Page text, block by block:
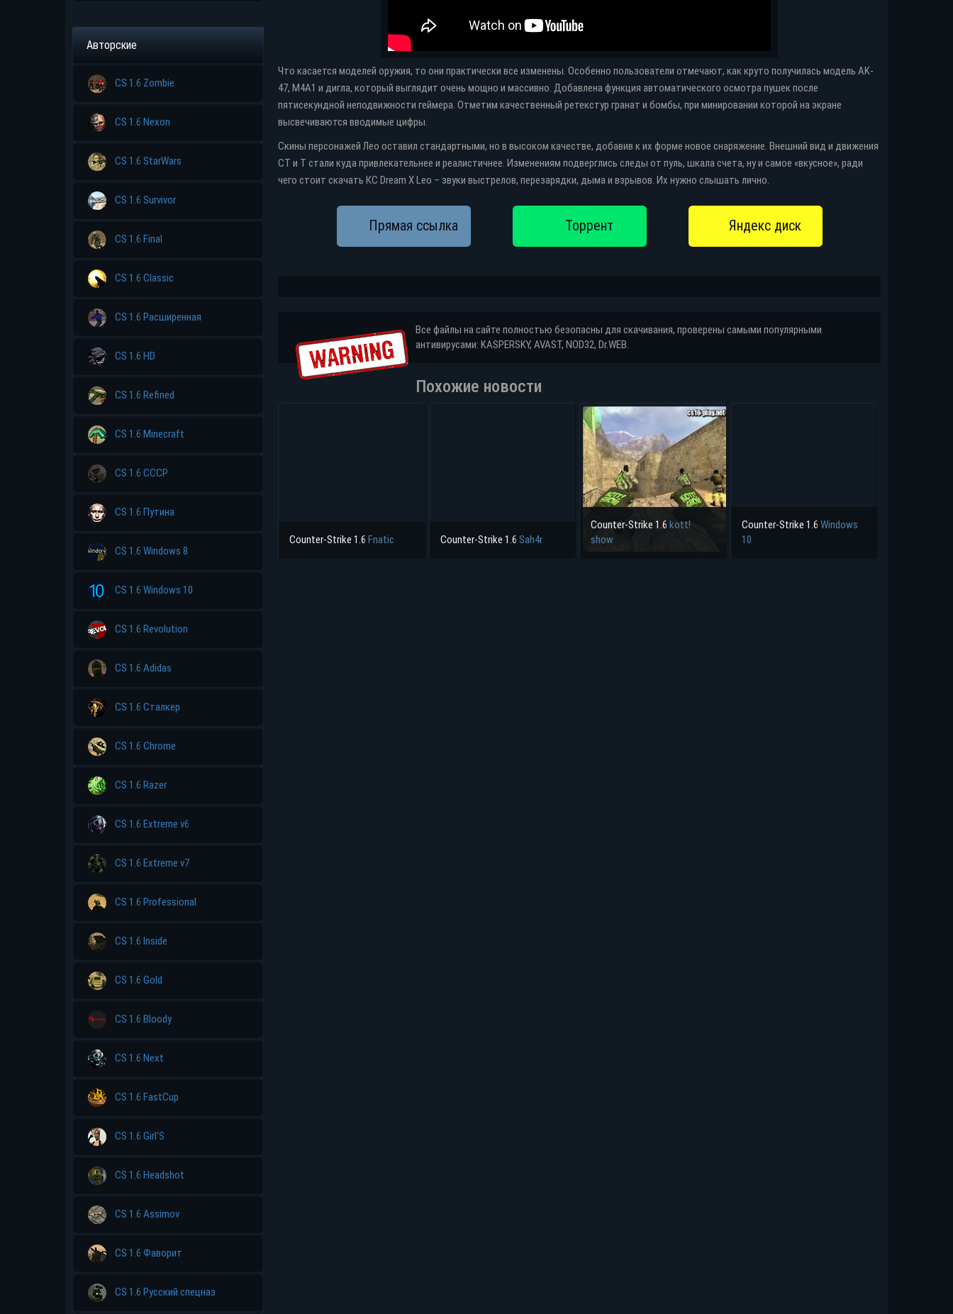
Авторские
CS 1.6 Zombie
CS 1.6 Nexon
CS 1.6 StarWars
CS 1.6 Survivor
CS 1.6 Final
CS 1.6 Classic
CS 1.6 Расширенная
CS 1.6 HD
CS 1.6 Refined
CS 1.6 Minecraft
CS 1.6 CCCP
CS 1.6 Путина
CS 1.6 Windows 8
CS 1.6 Windows 10
CS 1.6 Revolution
CS 1.6 Adidas
CS 1.6 Сталкер
CS 1.6 Chrome
CS 1.6 Razer
CS 1.6 Extreme v6
CS 1.6 Extreme v7
CS 1.6 Professional
CS 1.6 Inside
CS 1.6 Gold
CS 1.6 Bloody
CS 1.6 Next
CS 1.6 FastCup
CS 1.6 Girl'S
CS 1.6 Headshot
CS 1.6 Assimov
CS 1.6 Фаворит
CS 1.6 Русский спецназ
Что касается моделей оружия, то они практически все изменены. Особенно пользователи отмечают, как круто получилась модель AK-
47, M4A1 и дигла, который выглядит очень мощно и массивно. Добавлена функция автоматического осмотра пушек после
пятисекундной неподвижности геймера. Отметим качественный ретекстур гранат и бомбы, при минировании которой на экране
высвечиваются вводимые цифры.
Скины персонажей Лео оставил стандартными, но в высоком качестве, добавив к их форме новое снаряжение. Внешний вид и движения
CT и T стали куда привлекательнее и реалистичнее. Изменениям подверглись следы от пуль, шкала счета, ну и самое «вкусное», ради
чего стоит скачать КС Dream X Leo – звуки выстрелов, перезарядки, дыма и взрывов. Их нужно слышать лично.
Все файлы на сайте полностью безопасны для скачивания, проверены самыми популярными
антивирусами: KASPERSKY, AVAST, NOD32, Dr.WEB.
Похожие новости
Counter-Strike 1.6 Fnatic Counter-Strike 1.6 Sah4r
Counter-Strike 1.6 kott!
show
Counter-Strike 1.6 Windows
10